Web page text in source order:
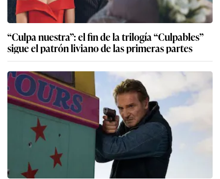
“Culpa nuestra”: el fin de la trilogía “Culpables”
sigue el patrón liviano de las primeras partes